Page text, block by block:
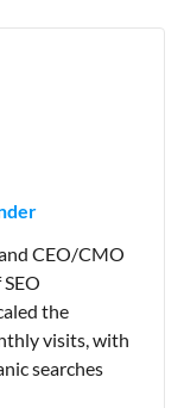
CEO/CMO
the
visits, with
searches